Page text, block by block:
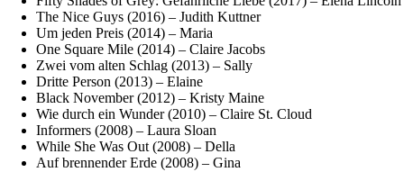
The Nice Guys (2016) – Judith Kuttner
Um jeden Preis (2014) – Maria
One Square Mile (2014) – Claire Jacobs
Zwei vom alten Schlag (2013) – Sally
Dritte Person (2013) – Elaine
Black November (2012) – Kristy Maine
Wie durch ein Wunder (2010) – Claire St. Cloud
Informers (2008) – Laura Sloan
While She Was Out (2008) – Della
Auf brennender Erde (2008) – Gina